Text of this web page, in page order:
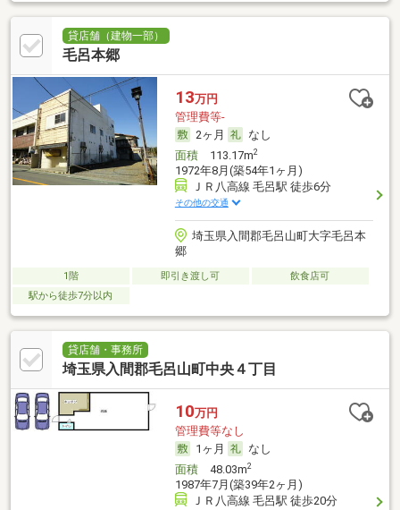
貸店舗（建物一部）
毛呂本郷
13万円
管理費等-
2ヶ月
なし
面積113.17m2
1972年8月(築54年1ヶ月)
ＪＲ八高線 毛呂駅 徒歩6分
その他の交通
埼玉県入間郡毛呂山町大字毛呂本
郷
1階 即引き渡し可
飲食店可
駅から徒歩7分以内
貸店舗・事務所
埼玉県入間郡毛呂山町中央４丁目
10万円
管理費等なし
1ヶ月
なし
面積48.03m2
1987年7月(築39年2ヶ月)
ＪＲ八高線 毛呂駅 徒歩20分